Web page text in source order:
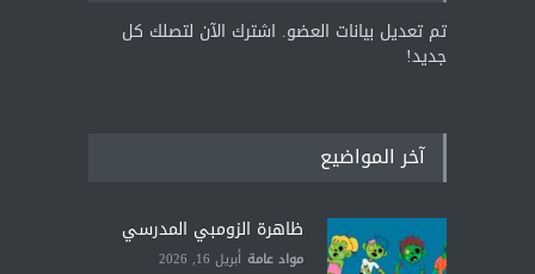
تم تعديل بيانات العضو. اشترك الآن لتصلك كل
جديد!
آخر المواضيع
ظاهرة الزومبي المدرسي
مواد عامة أبريل 16, 2026